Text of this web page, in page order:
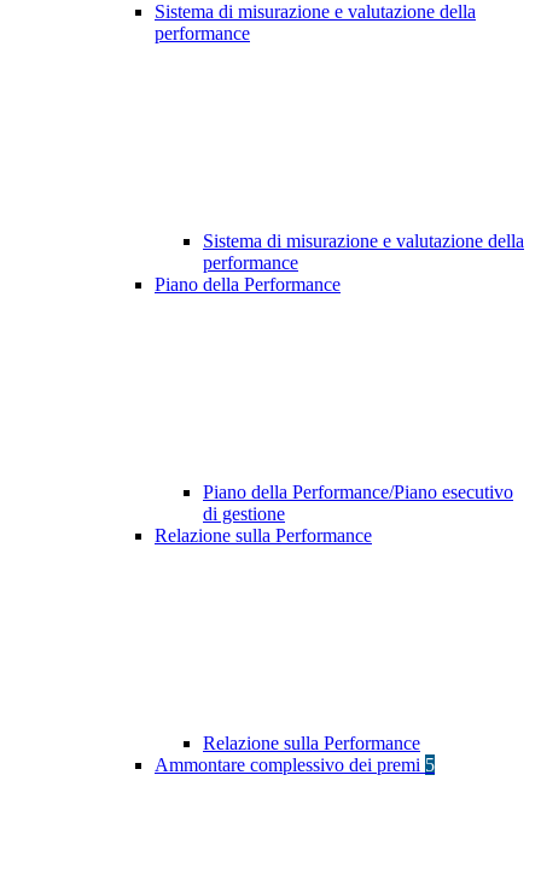
Sistema di misurazione e valutazione della
performance
Sistema di misurazione e valutazione della
performance
Piano della Performance
Piano della Performance/Piano esecutivo
di gestione
Relazione sulla Performance
Relazione sulla Performance
Ammontare complessivo dei premi 5